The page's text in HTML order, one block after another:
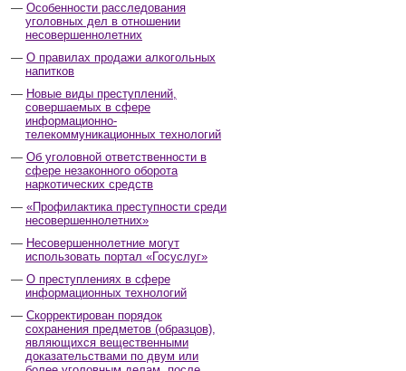
Особенности расследования
уголовных дел в отношении
несовершеннолетних
О правилах продажи алкогольных
напитков
Новые виды преступлений,
совершаемых в сфере
информационно-
телекоммуникационных технологий
Об уголовной ответственности в
сфере незаконного оборота
наркотических средств
«Профилактика преступности среди
несовершеннолетних»
Несовершеннолетние могут
использовать портал «Госуслуг»
О преступлениях в сфере
информационных технологий
Скорректирован порядок
сохранения предметов (образцов),
являющихся вещественными
доказательствами по двум или